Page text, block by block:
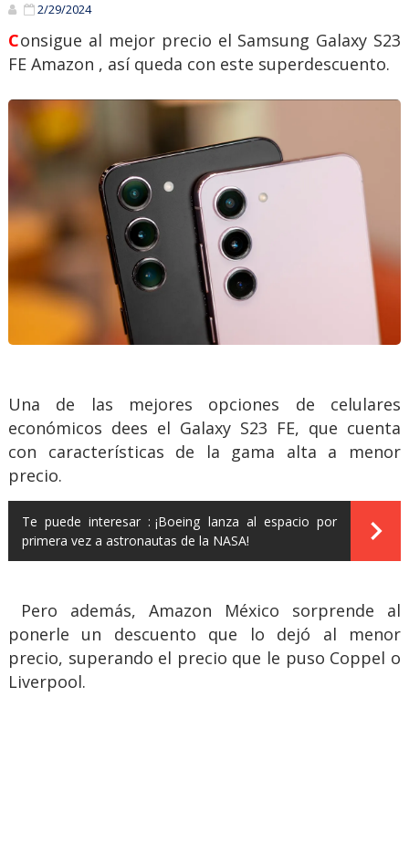
2/29/2024
Consigue al mejor precio el Samsung Galaxy S23
FE Amazon , así queda con este superdescuento.
Una de las mejores opciones de celulares
económicos dees el Galaxy S23 FE, que cuenta
con características de la gama alta a menor
precio.
Te puede interesar : ¡Boeing lanza al espacio por
primera vez a astronautas de la NASA!
Pero además, Amazon México sorprende al
ponerle un descuento que lo dejó al menor
precio, superando el precio que le puso Coppel o
Liverpool.